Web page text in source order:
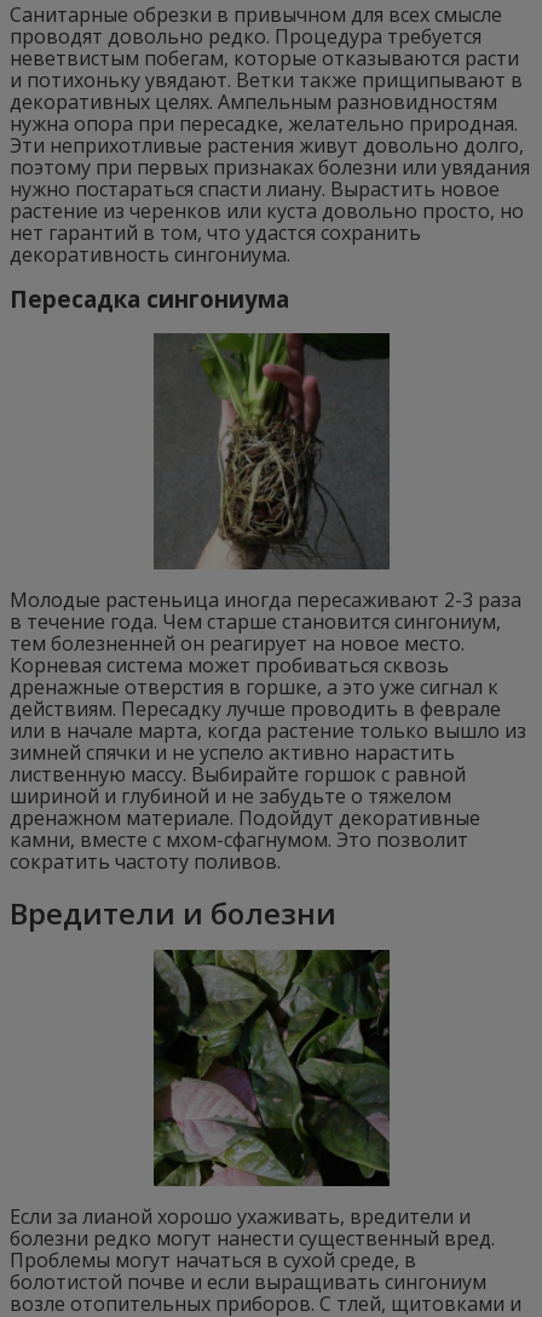
Санитарные обрезки в привычном для всех смысле
проводят довольно редко. Процедура требуется
неветвистым побегам, которые отказываются расти
и потихоньку увядают. Ветки также прищипывают в
декоративных целях. Ампельным разновидностям
нужна опора при пересадке, желательно природная.
Эти неприхотливые растения живут довольно долго,
поэтому при первых признаках болезни или увядания
нужно постараться спасти лиану. Вырастить новое
растение из черенков или куста довольно просто, но
нет гарантий в том, что удастся сохранить
декоративность сингониума.
Пересадка сингониума
Молодые растеньица иногда пересаживают 2-3 раза
в течение года. Чем старше становится сингониум,
тем болезненней он реагирует на новое место.
Корневая система может пробиваться сквозь
дренажные отверстия в горшке, а это уже сигнал к
действиям. Пересадку лучше проводить в феврале
или в начале марта, когда растение только вышло из
зимней спячки и не успело активно нарастить
лиственную массу. Выбирайте горшок с равной
шириной и глубиной и не забудьте о тяжелом
дренажном материале. Подойдут декоративные
камни, вместе с мхом-сфагнумом. Это позволит
сократить частоту поливов.
Вредители и болезни
Если за лианой хорошо ухаживать, вредители и
болезни редко могут нанести существенный вред.
Проблемы могут начаться в сухой среде, в
болотистой почве и если выращивать сингониум
возле отопительных приборов. С тлей, щитовками и